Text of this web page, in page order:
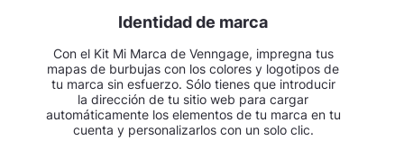
Identidad de marca
Con el Kit Mi Marca de Venngage, impregna tus
mapas de burbujas con los colores y logotipos de
tu marca sin esfuerzo. Sólo tienes que introducir
la dirección de tu sitio web para cargar
automáticamente los elementos de tu marca en tu
cuenta y personalizarlos con un solo clic.